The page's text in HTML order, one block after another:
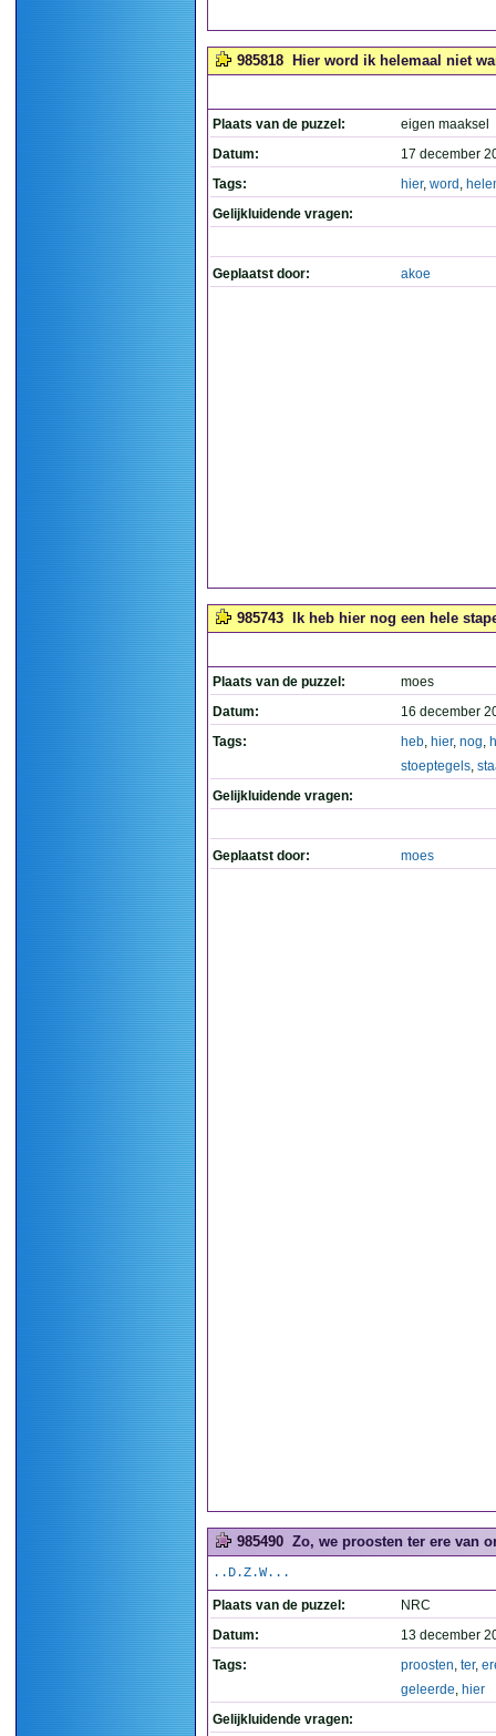
985818 Hier word ik helemaal niet
Plaats van de puzzel:
eigen maaksel
Datum:
17 december
Tags:
hier, word ,
Gelijkluidende vragen:
Geplaatst door: akoe
985743 Ik heb hier nog een hele
Plaats van de puzzel:
moes
Datum:
16 december
Tags:
heb, hier, nog,
stoeptegels,
Gelijkluidende vragen:
Geplaatst door: moes
985490 Zo, we proosten ter ere van
..D.Z.W...
Plaats van de puzzel:
NRC
Datum:
13 december
Tags:
proosten, ter,
geleerde, hier
Gelijkluidende vragen: